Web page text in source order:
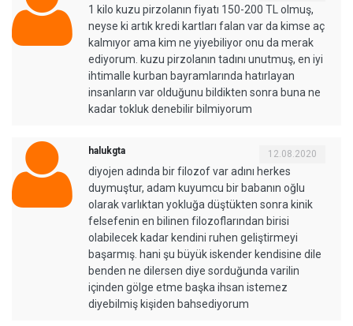
1 kilo kuzu pirzolanın fiyatı 150-200 TL olmuş,
neyse ki artık kredi kartları falan var da kimse aç
kalmıyor ama kim ne yiyebiliyor onu da merak
ediyorum. kuzu pirzolanın tadını unutmuş, en iyi
ihtimalle kurban bayramlarında hatırlayan
insanların var olduğunu bildikten sonra buna ne
kadar tokluk denebilir bilmiyorum
halukgta 12.08.2020
diyojen adında bir filozof var adını herkes
duymuştur, adam kuyumcu bir babanın oğlu
olarak varlıktan yokluğa düştükten sonra kinik
felsefenin en bilinen filozoflarından birisi
olabilecek kadar kendini ruhen geliştirmeyi
başarmış. hani şu büyük iskender kendisine dile
benden ne dilersen diye sorduğunda varilin
içinden gölge etme başka ihsan istemez
diyebilmiş kişiden bahsediyorum